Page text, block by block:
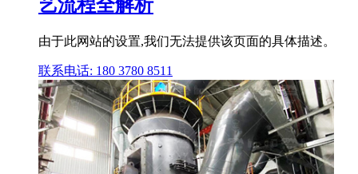
艺流程全解析
由于此网站的设置,我们无法提供该页面的具体描述。
联系电话: 180 3780 8511